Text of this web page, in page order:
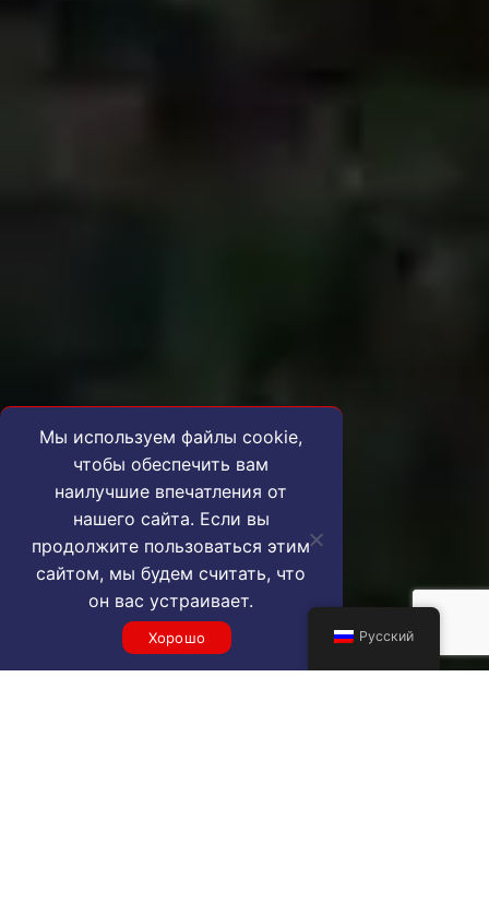
Русский
Мы используем файлы cookie,
чтобы обеспечить вам
наилучшие впечатления от
нашего сайта. Если вы
продолжите пользоваться этим
сайтом, мы будем считать, что
он вас устраивает.
Хорошо